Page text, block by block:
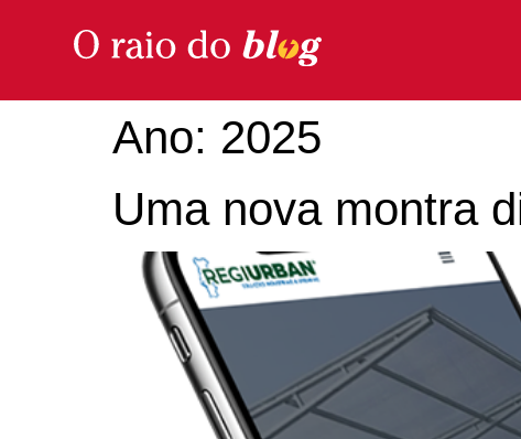
Ano: 2025
Uma nova montra